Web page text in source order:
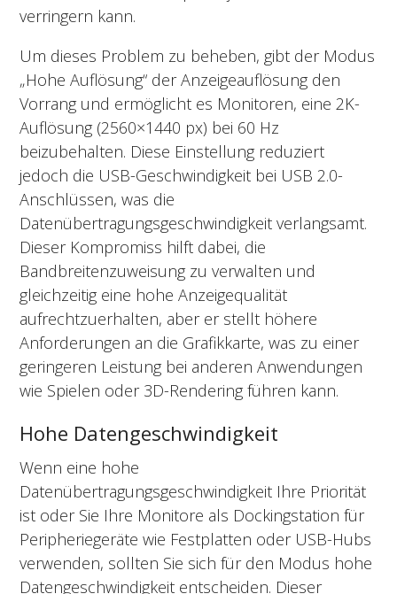
verringern kann.
Um dieses Problem zu beheben, gibt der Modus
„Hohe Auflösung“ der Anzeigeauflösung den
Vorrang und ermöglicht es Monitoren, eine 2K-
Auflösung (2560×1440 px) bei 60 Hz
beizubehalten. Diese Einstellung reduziert
jedoch die USB-Geschwindigkeit bei USB 2.0-
Anschlüssen, was die
Datenübertragungsgeschwindigkeit verlangsamt.
Dieser Kompromiss hilft dabei, die
Bandbreitenzuweisung zu verwalten und
gleichzeitig eine hohe Anzeigequalität
aufrechtzuerhalten, aber er stellt höhere
Anforderungen an die Grafikkarte, was zu einer
geringeren Leistung bei anderen Anwendungen
wie Spielen oder 3D-Rendering führen kann.
Hohe Datengeschwindigkeit
Wenn eine hohe
Datenübertragungsgeschwindigkeit Ihre Priorität
ist oder Sie Ihre Monitore als Dockingstation für
Peripheriegeräte wie Festplatten oder USB-Hubs
verwenden, sollten Sie sich für den Modus hohe
Datengeschwindigkeit entscheiden. Dieser